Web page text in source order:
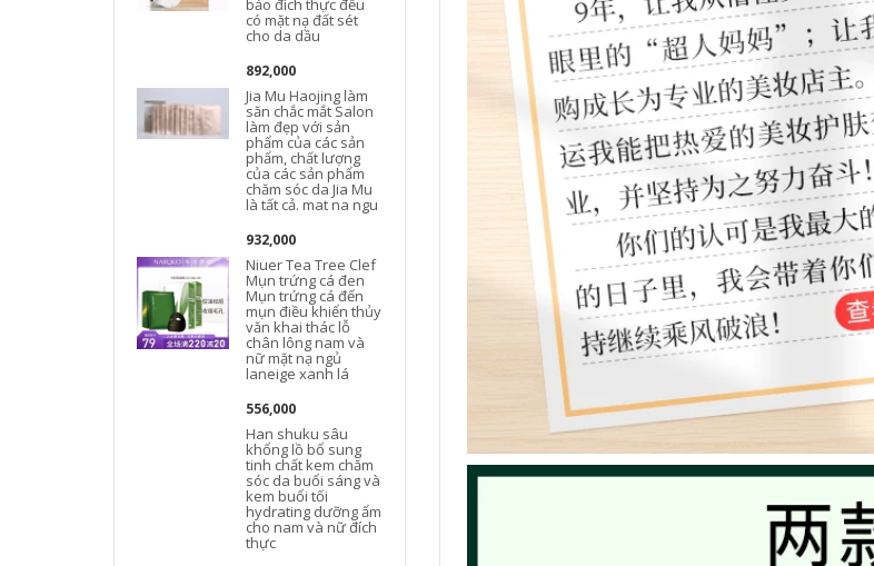
bảo đích thực đều
có mặt nạ đất sét
cho da dầu
892,000
Jia Mu Haojing làm
săn chắc mắt Salon
làm đẹp với sản
phẩm của các sản
phẩm, chất lượng
của các sản phẩm
chăm sóc da Jia Mu
là tất cả. mat na ngu
932,000
Niuer Tea Tree Clef
Mụn trứng cá đen
Mụn trứng cá đến
mụn điều khiển thủy
văn khai thác lỗ
chân lông nam và
nữ mặt nạ ngủ
laneige xanh lá
556,000
Han shuku sâu
khổng lồ bổ sung
tinh chất kem chăm
sóc da buổi sáng và
kem buổi tối
hydrating dưỡng ẩm
cho nam và nữ đích
thực
511,000
AKF Ziku Oil Sữa tím
Amino Acid Hàn
Quốc Hydrating
Moisturising Clean
Mimi Control Epox
Cleanser 2 Pack
sữa rửa mặt dành
cho da nhạy cảm
415,000
SNP động vật vương
quốc mặt nạ Hàn
Quốc tình yêu chính
hãng 12 hydrating
làm sáng da màu
trắng da Panda
hình hổ mặt nạ đất
sét bạc hà
540,000
Hàn Quốc Authentic
Snp Snow Snow
Film Love God
Hyaluronic Acid
Hydrating Sửa chữa
da nhạy cảm năng
lượng mặt trời mặt
điểm Dầu nữ Máy
ép nhạy cảm Da mắt
đặc biệt Mặt ba
trong một chất lỏng
chính thức chính
thức Bồ Đào Nha
511,000
膜 贴 黑 黑 黑 黑 黑
黑 抗 抗 抗 抗 抗 抗
抗 抗 纹 抗 黑 kem
mắt elixir
451,000
Kem mắt Chống
nhăn đến Tiratra
Fine Firming Chống
lão hóa Hydrating
đến Dark Circles
Mắt Túi khô Chính
556,000
dưỡng ẩm Tinh chất
dưỡng ẩm Chất lỏng
chống nhăn Dark
Dark chính hãng
mặt nạ nhau thai
cừu hàn quốc